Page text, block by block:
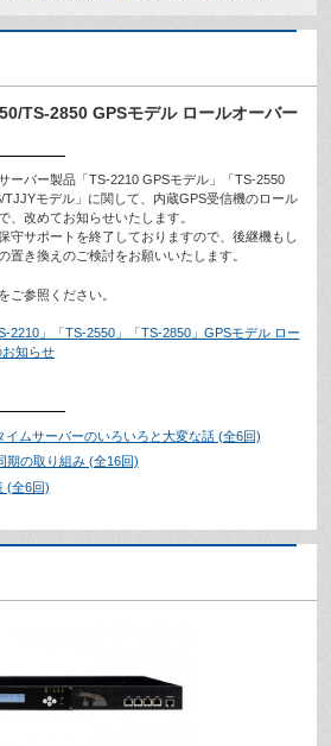
TS-2850 GPSモデル ロールオーバー
ーバー製品「TS-2210 GPSモデル」「TS-2550
モデル」に関して、内蔵GPS受信機のロール
、改めてお知らせいたします。
守サポートを終了しておりますので、後継機もし
置き換えのご検討をお願いいたします。
ご参照ください。
2210」「TS-2550」「TS-2850」GPSモデル ロー
知らせ
イムサーバーのいろいろと大変な話 (全6回)
期の取り組み (全16回)
(全6回)